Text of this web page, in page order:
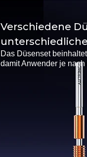
Verschiedene
Das Düsenset
damit Anwender je